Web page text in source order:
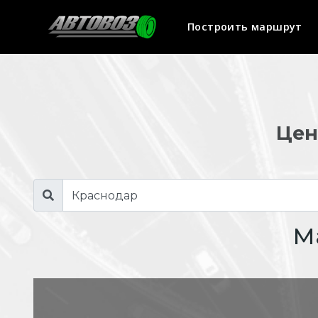
Построить маршрут